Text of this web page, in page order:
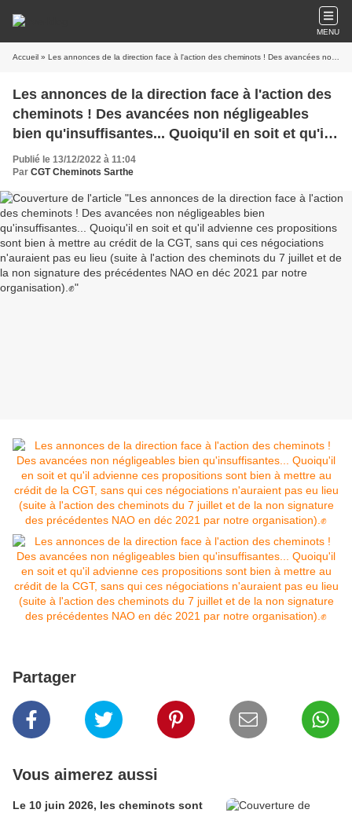
MENU
Accueil » Les annonces de la direction face à l'action des cheminots ! Des avancées non négligeables bien qu'insuffisantes... Quoiqu'il en soit et qu'il advienne ces propositions sont bien à mettre au crédit de la CGT, sans qui ces négociations n'auraient pas eu lieu (suite à l'action des cheminots du 7 juillet et de la non signature des précédentes NAO en déc 2021 par notre organisation).✊
Les annonces de la direction face à l'action des
cheminots ! Des avancées non négligeables
bien qu'insuffisantes... Quoiqu'il en soit et qu'il
advienne ces propositions sont bien à mettre au
crédit de la CGT, sans qui ces négociations
n'auraient pas eu lieu (suite à l'action des
cheminots du 7 juillet et de la non signature des
précédentes NAO en déc 2021 par notre
organisation).✊
Publié le 13/12/2022 à 11:04
Par CGT Cheminots Sarthe
Partager
Vous aimerez aussi
Le 10 juin 2026, les cheminots sont